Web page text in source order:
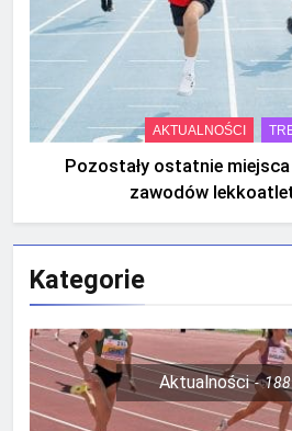
AKTUALNOŚCI
Pozostały ostatnie
zawodów
Kategorie
Aktualności